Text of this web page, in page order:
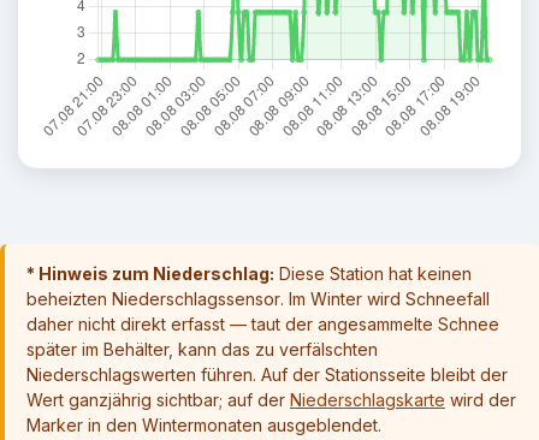
* Hinweis zum Niederschlag: Diese Station hat keinen
beheizten Niederschlagssensor. Im Winter wird Schneefall
daher nicht direkt erfasst — taut der angesammelte Schnee
später im Behälter, kann das zu verfälschten
Niederschlagswerten führen. Auf der Stationsseite bleibt der
Wert ganzjährig sichtbar; auf der Niederschlagskarte wird der
Marker in den Wintermonaten ausgeblendet.